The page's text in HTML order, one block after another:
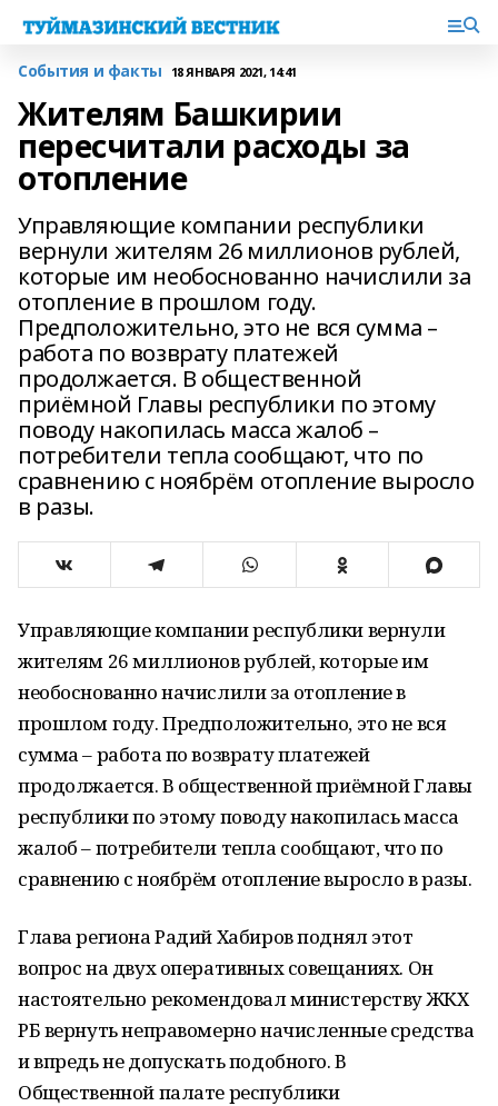
События и факты 18 ЯНВАРЯ 2021, 14:41
Жителям Башкирии
пересчитали расходы за
отопление
Управляющие компании республики
вернули жителям 26 миллионов рублей,
которые им необоснованно начислили за
отопление в прошлом году.
Предположительно, это не вся сумма –
работа по возврату платежей
продолжается. В общественной
приёмной Главы республики по этому
поводу накопилась масса жалоб –
потребители тепла сообщают, что по
сравнению с ноябрём отопление выросло
в разы.
Управляющие компании республики вернули
жителям 26 миллионов рублей, которые им
необоснованно начислили за отопление в
прошлом году. Предположительно, это не вся
сумма – работа по возврату платежей
продолжается. В общественной приёмной Главы
республики по этому поводу накопилась масса
жалоб – потребители тепла сообщают, что по
сравнению с ноябрём отопление выросло в разы.
Глава региона Радий Хабиров поднял этот
вопрос на двух оперативных совещаниях. Он
настоятельно рекомендовал министерству ЖКХ
РБ вернуть неправомерно начисленные средства
и впредь не допускать подобного. В
Общественной палате республики